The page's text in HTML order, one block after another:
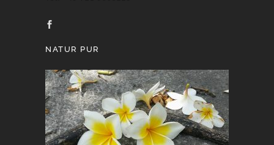
NATUR PUR